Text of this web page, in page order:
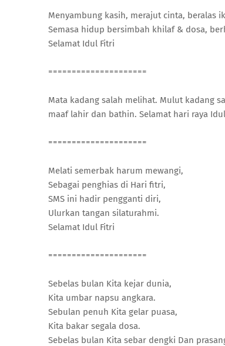
Menyambung kasih, merajut cinta, beralas
Semasa hidup bersimbah khilaf & dosa,
Selamat Idul Fitri
=====================
Mata kadang salah melihat. Mulut kadang
maaf lahir dan bathin. Selamat hari raya
=====================
Melati semerbak harum mewangi,
Sebagai penghias di Hari fitri,
SMS ini hadir pengganti diri,
Ulurkan tangan silaturahmi.
Selamat Idul Fitri
=====================
Sebelas bulan Kita kejar dunia,
Kita umbar napsu angkara.
Sebulan penuh Kita gelar puasa,
Kita bakar segala dosa.
Sebelas bulan Kita sebar dengki Dan